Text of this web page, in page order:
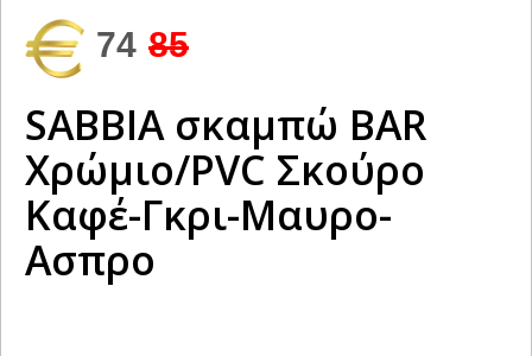
74 85
SAΒΒΙΑ σκαμπώ BAR
Χρώμιο/PVC Σκούρο
Καφέ-Γκρι-Μαυρο-
Ασπρο